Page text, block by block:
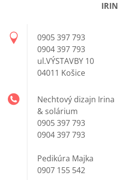
IRIN
0905 397 793
0904 397 793
ul.VÝSTAVBY 10
04011 Košice
Nechtový dizajn Irina
& solárium
0905 397 793
0904 397 793
Pedikúra Majka
0907 155 542